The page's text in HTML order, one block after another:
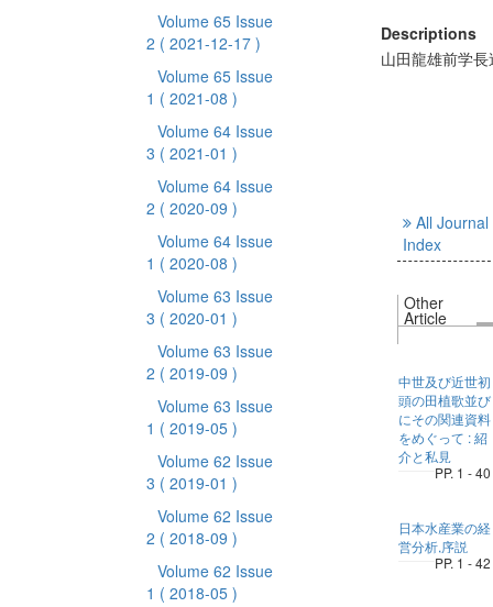
Volume 65 Issue
2 ( 2021-12-17 )
Volume 65 Issue
1 ( 2021-08 )
Volume 64 Issue
3 ( 2021-01 )
Volume 64 Issue
2 ( 2020-09 )
Volume 64 Issue
1 ( 2020-08 )
Volume 63 Issue
3 ( 2020-01 )
Volume 63 Issue
2 ( 2019-09 )
Volume 63 Issue
1 ( 2019-05 )
Volume 62 Issue
3 ( 2019-01 )
Volume 62 Issue
2 ( 2018-09 )
Volume 62 Issue
1 ( 2018-05 )
Descriptions
山田龍雄前学
All Journal
Index
Other
Article
中世及び近世初
頭の田植歌並び
にその関連資料
をめぐって : 紹
介と私見
PP. 1 - 40
日本水産業の経
営分析,序説
PP. 1 - 42